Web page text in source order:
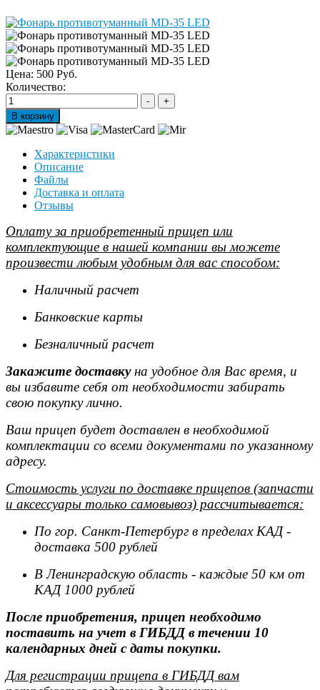
Цена: 500 Руб.
Количество:
Характеристики
Описание
Файлы
Доставка и оплата
Отзывы
Оплату за приобретенный прицеп или
комплектующие в нашей компании вы можете
произвести любым удобным для вас способом:
Наличный расчет
Банковские карты
Безналичный расчет
Закажите доставкуна удобное для Вас время, и
вы избавите себя от необходимости забирать
свою покупку лично.
Ваш прицеп будет доставлен в необходимой
комплектации со всеми документами по указанному
адресу.
Стоимость услуги по доставке прицепов (запчасти
и аксессуары только самовывоз) рассчитывается:
По гор. Санкт-Петербург в пределах КАД -
доставка 500 рублей
В Ленинградскую область - каждые 50 км от
КАД 1000 рублей
После приобретения, прицеп необходимо
поставить на учет в ГИБДД в течении 10
календарных дней с даты покупки.
Для регистрации прицепа в ГИБДД вам